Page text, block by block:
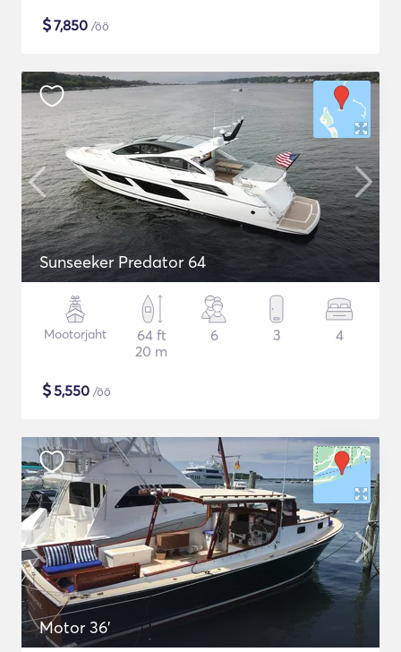
$7,850 /öö
Sunseeker Predator 64
Mootorjaht
64 ft
20 m
6 3 4
$5,550 /öö
Motor 36'